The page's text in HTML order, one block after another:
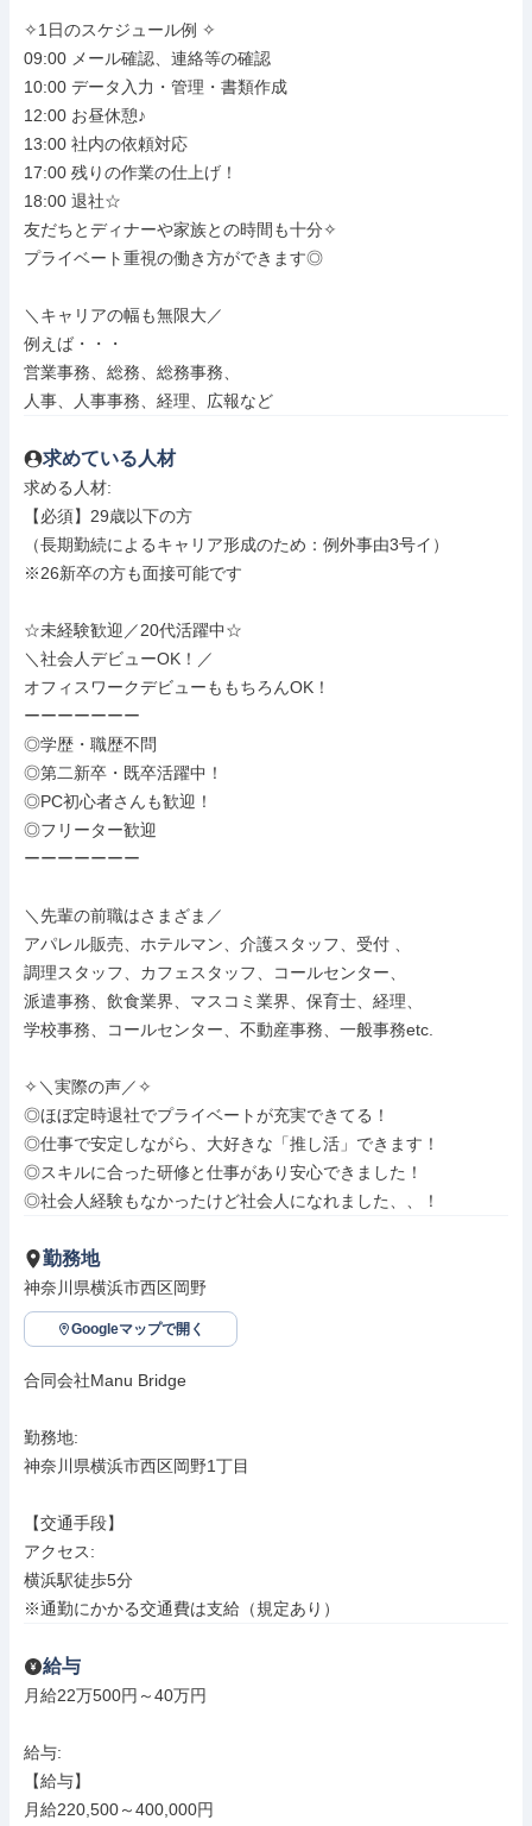
✧1日のスケジュール例 ✧
09:00 メール確認、連絡等の確認
10:00 データ入力・管理・書類作成
12:00 お昼休憩♪
13:00 社内の依頼対応
17:00 残りの作業の仕上げ！
18:00 退社☆
友だちとディナーや家族との時間も十分✧
プライベート重視の働き方ができます◎
＼キャリアの幅も無限大／
例えば・・・
営業事務、総務、総務事務、
人事、人事事務、経理、広報など
求めている人材
求める人材:
【必須】29歳以下の方
（長期勤続によるキャリア形成のため：例外事由3号イ）
※26新卒の方も面接可能です
☆未経験歓迎／20代活躍中☆
＼社会人デビューOK！／
オフィスワークデビューももちろんOK！
ーーーーーーー
◎学歴・職歴不問
◎第二新卒・既卒活躍中！
◎PC初心者さんも歓迎！
◎フリーター歓迎
ーーーーーーー
＼先輩の前職はさまざま／
アパレル販売、ホテルマン、介護スタッフ、受付 、
調理スタッフ、カフェスタッフ、コールセンター、
派遣事務、飲食業界、マスコミ業界、保育士、経理、
学校事務、コールセンター、不動産事務、一般事務etc.
✧＼実際の声／✧
◎ほぼ定時退社でプライベートが充実できてる！
◎仕事で安定しながら、大好きな「推し活」できます！
◎スキルに合った研修と仕事があり安心できました！
◎社会人経験もなかったけど社会人になれました、、！
勤務地
神奈川県横浜市西区岡野
Googleマップで開く
合同会社Manu Bridge
勤務地:
神奈川県横浜市西区岡野1丁目
【交通手段】
アクセス:
横浜駅徒歩5分
※通勤にかかる交通費は支給（規定あり）
給与
月給22万500円～40万円
給与:
【給与】
月給220,500～400,000円